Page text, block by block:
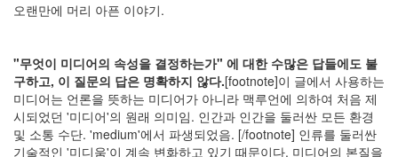
오랜만에 머리 아픈 이야기.
"무엇이 미디어의 속성을 결정하는가" 에 대한 수많은 답들에도 불
구하고, 이 질문의 답은 명확하지 않다.[footnote]이 글에서 사용하는
미디어는 언론을 뜻하는 미디어가 아니라 맥루언에 의하여 처음 제
시되었던 '미디어'의 원래 의미임. 인간과 인간을 둘러싼 모든 환경
및 소통 수단. 'medium'에서 파생되었음. [/footnote] 인류를 둘러싼
기술적인 '미디움'이 계속 변화하고 있기 때문이다. 미디어의 본질을
밴
인
적
으
로
는
IE7